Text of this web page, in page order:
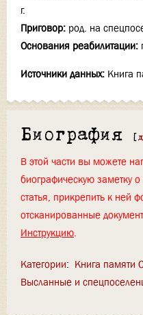
г.
Приговор: род. на
Основания реабилитации:
Источники данных: Книга
Биография [
В этой части вы можете
биографическую заметку
статья, прикрепить к ней
отсканированные
Инструкцию.
Категории: Книга памяти
Высланные и